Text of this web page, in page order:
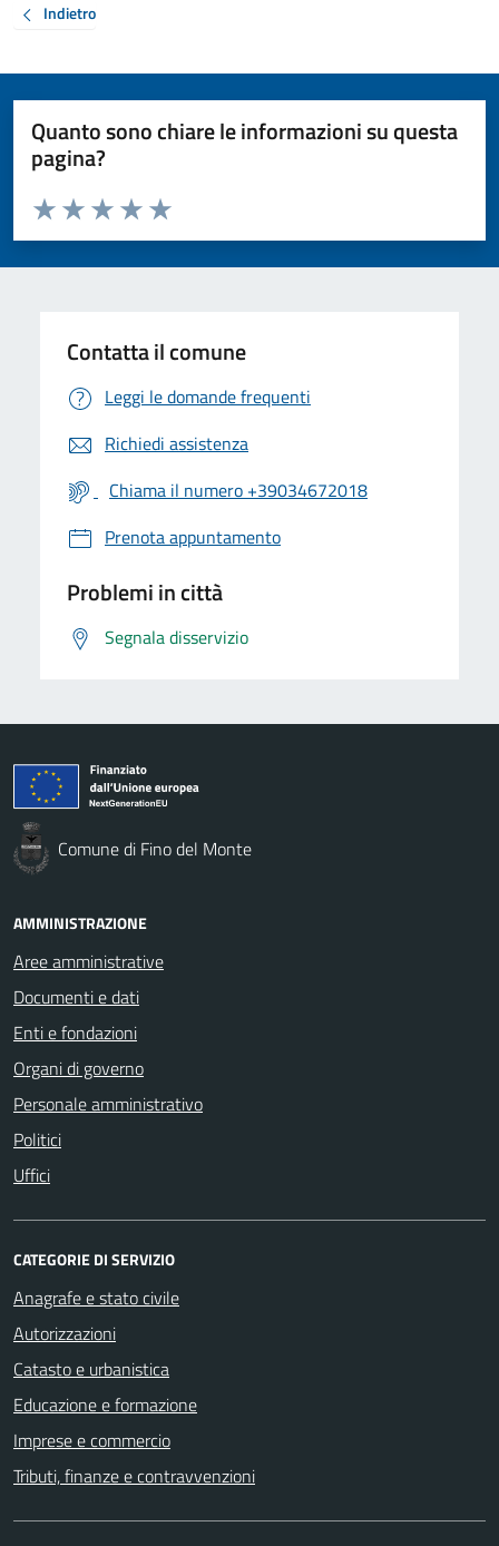
Indietro
Quanto sono chiare le informazioni su questa
pagina?
Valuta da 1 a 5 stelle la pagina
Valuta 5 stelle su 5
Valuta 4 stelle su 5
Valuta 3 stelle su 5
Valuta 2 stelle su 5
Valuta 1 stelle su 5
Contatta il comune
Leggi le domande frequenti
Richiedi assistenza
Chiama il numero +39034672018
Prenota appuntamento
Problemi in città
Segnala disservizio
Comune di Fino del Monte
AMMINISTRAZIONE
Aree amministrative
Documenti e dati
Enti e fondazioni
Organi di governo
Personale amministrativo
Politici
Uffici
CATEGORIE DI SERVIZIO
Anagrafe e stato civile
Autorizzazioni
Catasto e urbanistica
Educazione e formazione
Imprese e commercio
Tributi, finanze e contravvenzioni